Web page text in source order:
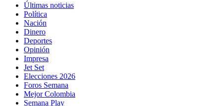
Últimas noticias
Política
Nación
Dinero
Deportes
Opinión
Impresa
Jet Set
Elecciones 2026
Foros Semana
Mejor Colombia
Semana Play